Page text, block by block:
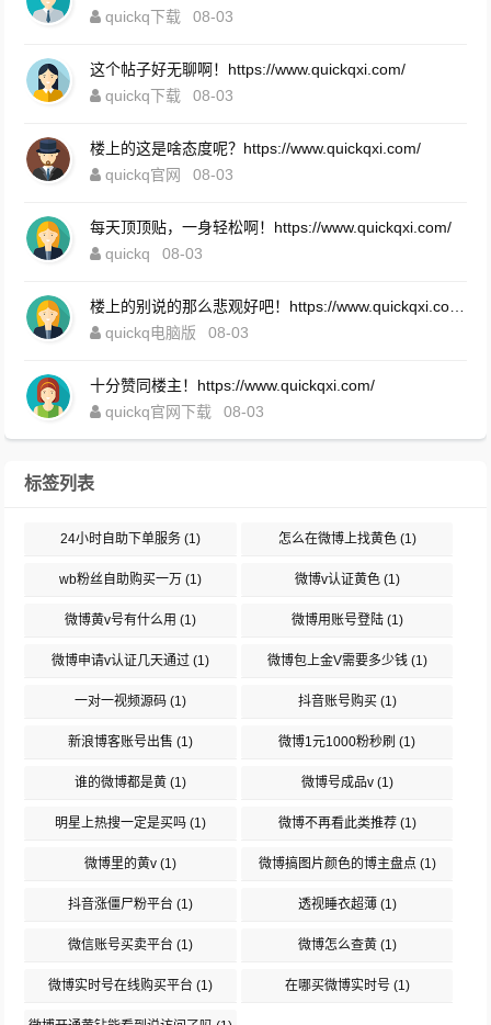
quickq下载
08-03
这个帖子好无聊啊！https://www.quickqxi.com/
quickq下载
08-03
楼上的这是啥态度呢？https://www.quickqxi.com/
quickq官网
08-03
每天顶顶贴，一身轻松啊！https://www.quickqxi.com/
quickq
08-03
quickq电脑版
08-03
十分赞同楼主！https://www.quickqxi.com/
quickq官网下载
08-03
标签列表
24小时自助下单服务 (1) 怎么在微博上找黄色(1)
wb粉丝自助购买一万 (1) 微博v认证黄色(1)
微博黄v号有什么用 (1) 微博用账号登陆(1)
微博申请v认证几天通过 (1) 微博包上金V需要多少钱(1)
一对一视频源码 (1) 抖音账号购买(1)
新浪博客账号出售 (1) 微博1元1000粉秒刷 (1)
谁的微博都是黄 (1) 微博号成品v(1)
明星上热搜一定是买吗 (1) 微博不再看此类推荐(1)
微博里的黄v (1) 微博搞图片颜色的博主盘点 (1)
抖音涨僵尸粉平台 (1) 透视睡衣超薄(1)
微信账号买卖平台 (1) 微博怎么查黄(1)
微博实时号在线购买平台 (1) 在哪买微博实时号(1)